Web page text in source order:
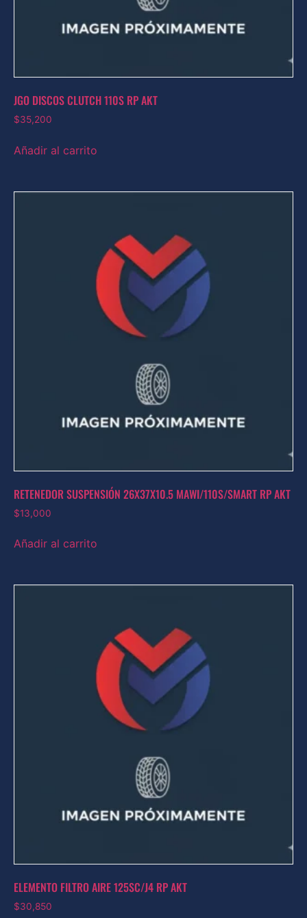
JGO DISCOS CLUTCH 110S RP AKT
$35,200
Añadir al carrito
RETENEDOR SUSPENSIÓN 26X37X10.5 MAWI/110S/SMART RP AKT
$13,000
Añadir al carrito
ELEMENTO FILTRO AIRE 125SC/J4 RP AKT
$30,850